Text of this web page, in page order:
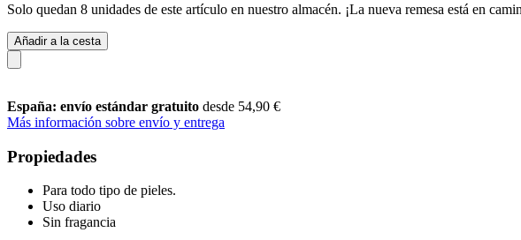
Solo quedan 8 unidades de este artículo en nuestro almacén. ¡La nueva remesa está en
Añadir a la cesta
España: envío estándar gratuito desde 54,90 €
Más información sobre envío y entrega
Propiedades
Para todo tipo de pieles.
Uso diario
Sin fragancia